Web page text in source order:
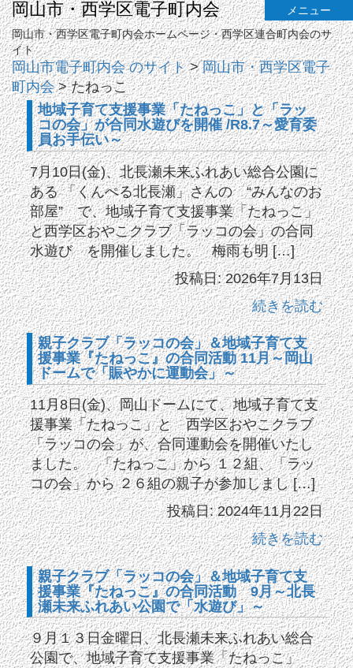
岡山市・西学区電子町内会
メニュー
岡山市・西学区電子町内会ホームページ・西学区連合町内会のサ
イト
岡山市電子町内会 のサイト>岡山市・西学区電子
町内会>たねっこ
地域子育て支援事業「たねっこ」と「ラッ
コの会」が合同水遊びを開催 /R8.7～愛育委
員お手伝い～
7月10日(金)、北長瀬未来ふれあい総合公園に
ある 「くんぺる北長瀬」さんの “みんなのお
部屋” で、地域子育て支援事業「たねっこ」
と西学区おやこクラブ「ラッコの会」の合同
水遊び を開催しました。 梅雨も明 […]
投稿日: 2026年7月13日
続きを読む
親子クラブ「ラッコの会」＆地域子育て支
援事業『たねっこ』の合同活動 11月～岡山
ドームで「賑やかに運動会」～
11月8日(金)、岡山ドームにて、地域子育て支
援事業「たねっこ」と 西学区おやこクラブ
「ラッコの会」が、合同運動会を開催いたし
ました。 「たねっこ」から １２組、「ラッ
コの会」から ２６組の親子が参加しまし […]
投稿日: 2024年11月22日
続きを読む
親子クラブ「ラッコの会」＆地域子育て支
援事業『たねっこ』の合同活動 9月～北長
瀬未来ふれあい公園で「水遊び」～
９月１３日金曜日、北長瀬未来ふれあい総合
公園で、地域子育て支援事業「たねっこ」